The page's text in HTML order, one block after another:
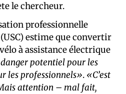
le chercheur.
professionnelle
estime que convertir
à assistance électrique
potentiel pour les
les professionnels». «C’est
attention – mal fait,